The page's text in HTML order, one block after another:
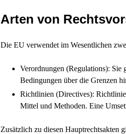
Arten von
Die EU verwendet im Wesentlichen
Verordnungen (Regulations): Sie
Bedingungen über die Grenzen
Richtlinien (Directives):
Mittel und Methoden. Eine
Zusätzlich zu diesen Hauptrechtsakten